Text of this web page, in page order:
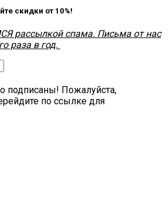
скидки от 10%!
рассылкой спама. Письма от нас
раза в год.
подписаны! Пожалуйста,
по ссылке для